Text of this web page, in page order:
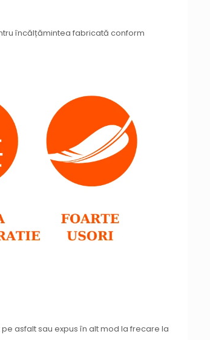
încălțămintea fabricată conform
asfalt sau expus în alt mod la frecare la